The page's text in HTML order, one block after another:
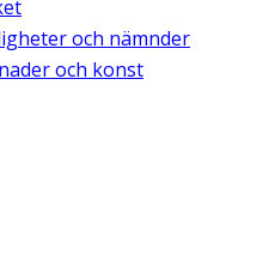
och nämnder
och konst